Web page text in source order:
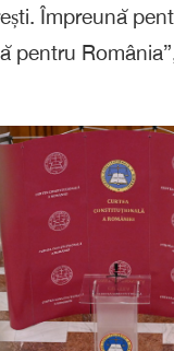
Împreună
pentru